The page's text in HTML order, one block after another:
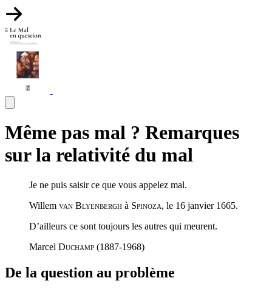
Même pas mal ? Remarques
sur la relativité du mal
Je ne puis saisir ce que vous appelez mal.
Willem van Blyenbergh à Spinoza, le 16 janvier 1665.
D’ailleurs ce sont toujours les autres qui meurent.
Marcel Duchamp (1887-1968)
De la question au problème